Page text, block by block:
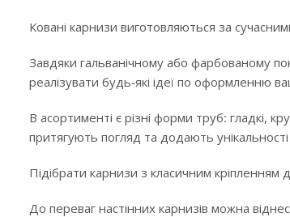
Ковані карнизи виготовляються за
Завдяки гальванічному або фарбованому
реалізувати будь-які ідеї по оформленню
В асортименті є різні форми труб: гладкі,
притягують погляд та додають унікальності
Підібрати карнизи з класичним
До переваг настінних карнизів можна